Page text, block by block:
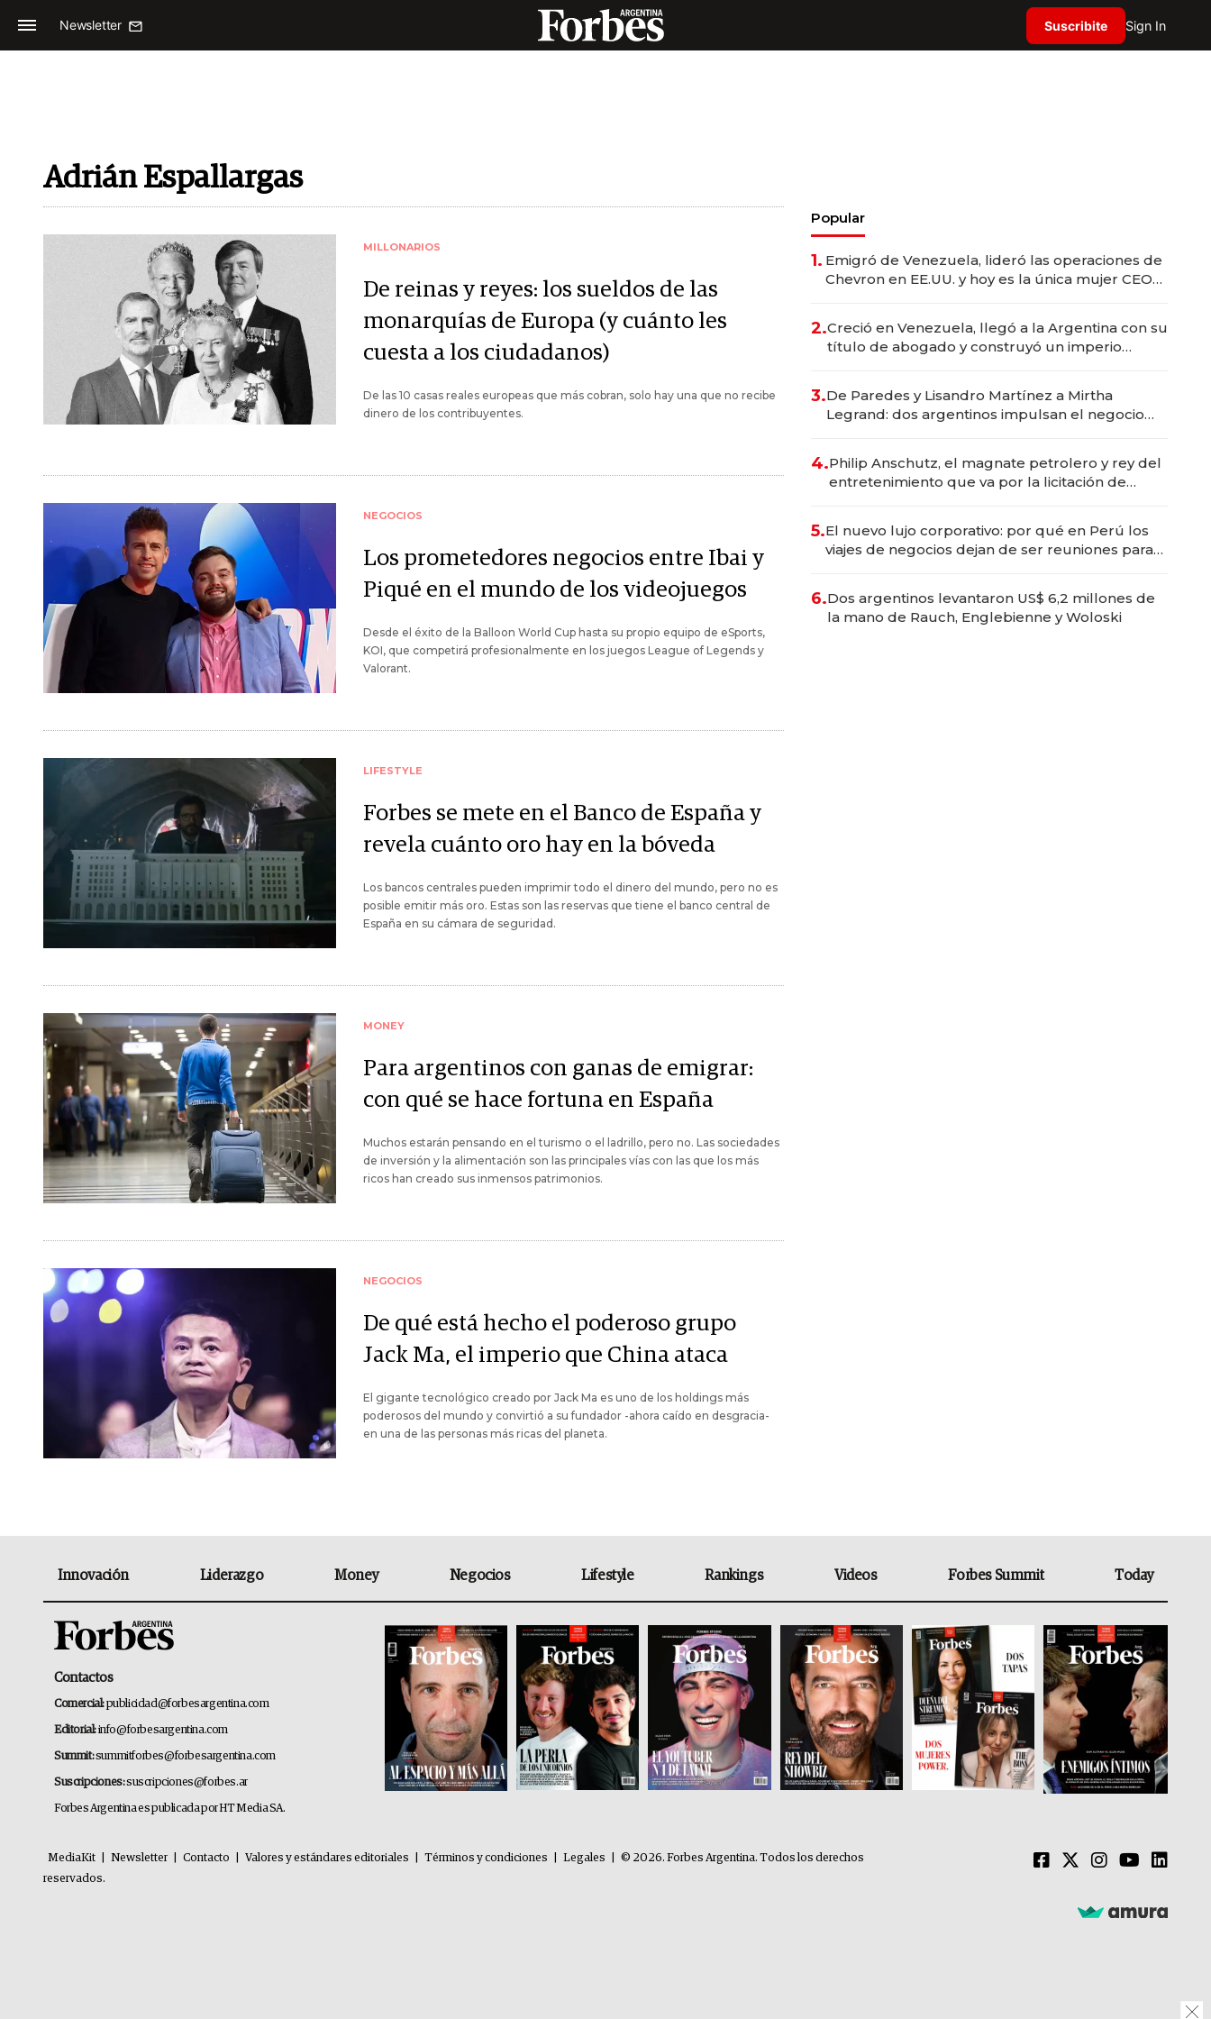
Newsletter Suscribite Sign In
Adrián Espallargas
MILLONARIOS
De reinas y reyes: los sueldos de las
monarquías de Europa (y cuánto les
cuesta a los ciudadanos)
De las 10 casas reales europeas que más cobran, solo hay una que no recibe
dinero de los contribuyentes.
NEGOCIOS
Los prometedores negocios entre Ibai y
Piqué en el mundo de los videojuegos
Desde el éxito de la Balloon World Cup hasta su propio equipo de eSports,
KOI, que competirá profesionalmente en los juegos League of Legends y
Valorant.
LIFESTYLE
Forbes se mete en el Banco de España y
revela cuánto oro hay en la bóveda
Los bancos centrales pueden imprimir todo el dinero del mundo, pero no es
posible emitir más oro. Estas son las reservas que tiene el banco central de
España en su cámara de seguridad.
MONEY
Para argentinos con ganas de emigrar:
con qué se hace fortuna en España
Muchos estarán pensando en el turismo o el ladrillo, pero no. Las sociedades
de inversión y la alimentación son las principales vías con las que los más
ricos han creado sus inmensos patrimonios.
NEGOCIOS
De qué está hecho el poderoso grupo
Jack Ma, el imperio que China ataca
El gigante tecnológico creado por Jack Ma es uno de los holdings más
poderosos del mundo y convirtió a su fundador -ahora caído en desgracia-
en una de las personas más ricas del planeta.
Popular
1. Emigró de Venezuela, lideró las operaciones de
Chevron en EE.UU. y hoy es la única mujer CEO
2.Creció en Venezuela, llegó a la Argentina con su
título de abogado y construyó un imperio
3.De Paredes y Lisandro Martínez a Mirtha
Legrand: dos argentinos impulsan el negocio
4.Philip Anschutz, el magnate petrolero y rey del
entretenimiento que va por la licitación de
5.El nuevo lujo corporativo: por qué en Perú los
viajes de negocios dejan de ser reuniones para
6.Dos argentinos levantaron US$ 6,2 millones de
la mano de Rauch, Englebienne y Woloski
Innovación Liderazgo Money Negocios Lifestyle Rankings Videos Forbes Summit Today
Contactos
Comercial:publicidad@forbesargentina.com
Editorial:info@forbesargentina.com
Summit:summitforbes@forbesargentina.com
Suscripciones:suscripciones@forbes.ar
Forbes Argentina es publicada por HT Media SA.
MediaKit Newsletter Contacto Valores y estándares editoriales Términos y condiciones Legales
© 2026. Forbes Argentina. Todos los derechos
reservados.